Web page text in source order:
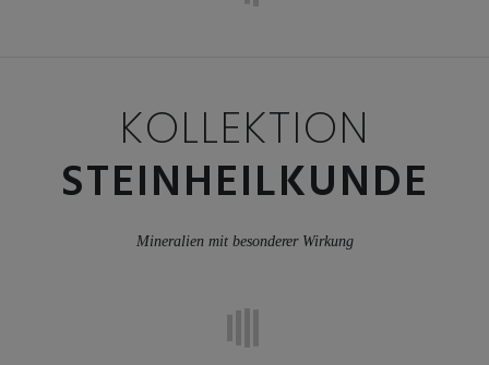
KOLLEKTION
STEINHEILKUNDE
Mineralien mit besonderer Wirkung